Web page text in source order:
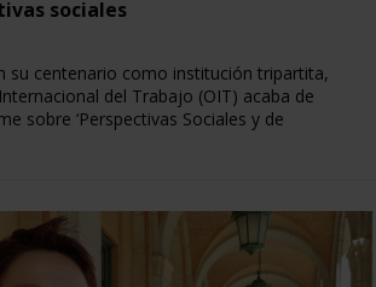
sociales
su centenario como institución tripartita,
del Trabajo (OIT) acaba de
sobre ‘Perspectivas Sociales y de